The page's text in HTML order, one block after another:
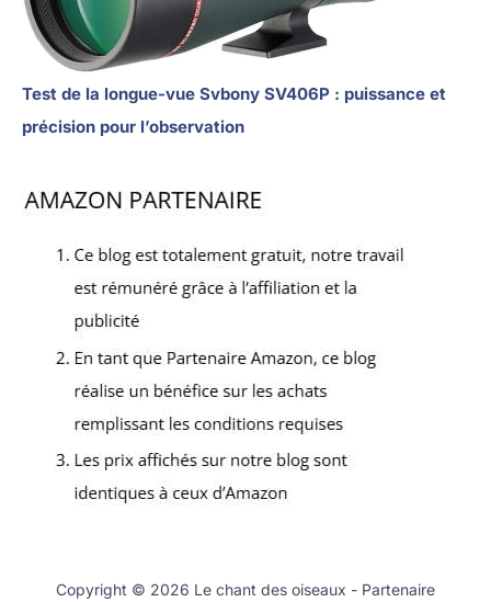
Test de la longue-vue Svbony SV406P : puissance et
précision pour l’observation
Copyright © 2026 Le chant des oiseaux - Partenaire